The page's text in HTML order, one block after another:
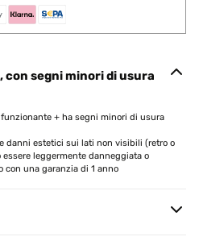
con segni minori di usura
+ ha segni minori di usura
danni estetici sui lati non visibili (retro o
leggermente danneggiata o
con una garanzia di 1 anno